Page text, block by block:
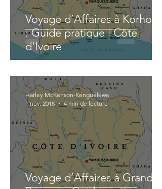
Voyage d’Affaires à Korhogo
: Guide pratique | Côte
d'Ivoire
Voyage d’Affaires à Grand-
Harley McKenson-Kenguéléwa
1 nov. 2018
4 min de lecture